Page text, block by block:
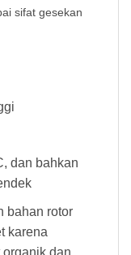
sifat gesekan
dan bahkan
bahan rotor
karena
dan